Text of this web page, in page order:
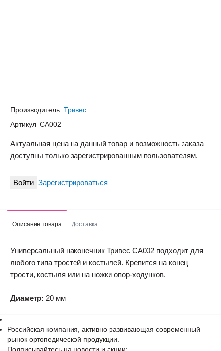
Производитель: Тривес
Артикул: CA002
Актуальная цена на данный товар и возможность заказа
доступны только зарегистрированным пользователям.
Войти Зарегистрироваться
Описание товара Доставка
Универсальный наконечник Тривес CA002 подходит для
любого типа тростей и костылей. Крепится на конец
трости, костыля или на ножки опор-ходунков.
Диаметр: 20 мм
Российская компания, активно развивающая современный
рынок ортопедической продукции.
Подписывайтесь на новости и акции: